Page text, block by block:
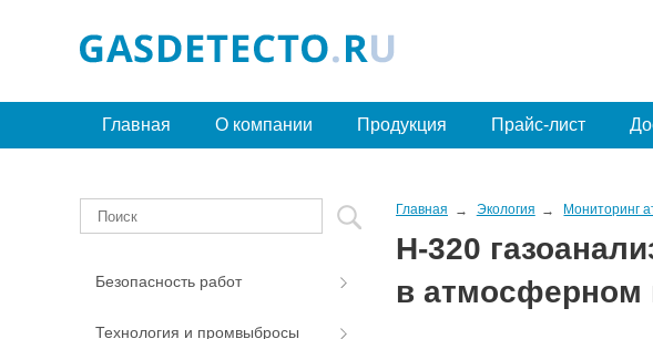
Главная О компании Продукция Прайс-лист
Главная Экология Мониторинг
H-320
в атмосферном
Безопасность работ
Технология и промвыбросы